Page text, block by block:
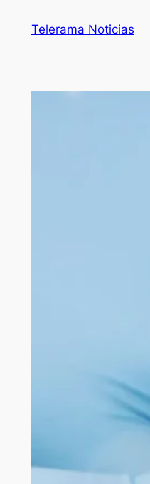
Telerama Noticias